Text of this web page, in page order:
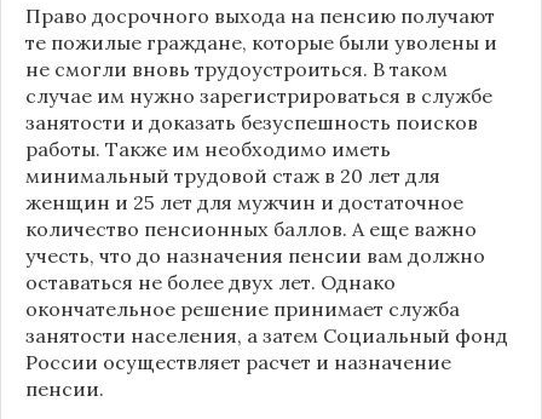
Право досрочного выхода на пенсию получают
те пожилые граждане, которые были уволены и
не смогли вновь трудоустроиться. В таком
случае им нужно зарегистрироваться в службе
занятости и доказать безуспешность поисков
работы. Также им необходимо иметь
минимальный трудовой стаж в 20 лет для
женщин и 25 лет для мужчин и достаточное
количество пенсионных баллов. А еще важно
учесть, что до назначения пенсии вам должно
оставаться не более двух лет. Однако
окончательное решение принимает служба
занятости населения, а затем Социальный фонд
России осуществляет расчет и назначение
пенсии.